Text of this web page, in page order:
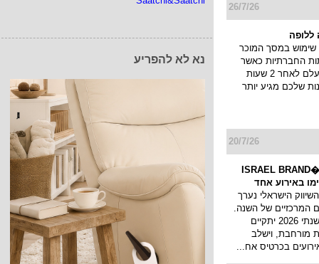
נא לא להפריע
26/7/26
שימוש במסך המוכר
החברתיות כאשר
הסטורי שלך נעלם לאחר 2 שעות
שלכם מגיע יותר
20/7/26
כנס המיתוג ו�ISRAEL BRAND
הישראלי נערך
המרכזיים של השנה.
כנס המיתוג השנתי 2026 יתקיים
מורחבת, וישלב
בכרטיס אח...